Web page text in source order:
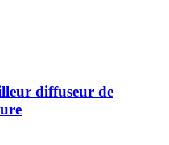
diffuseur de